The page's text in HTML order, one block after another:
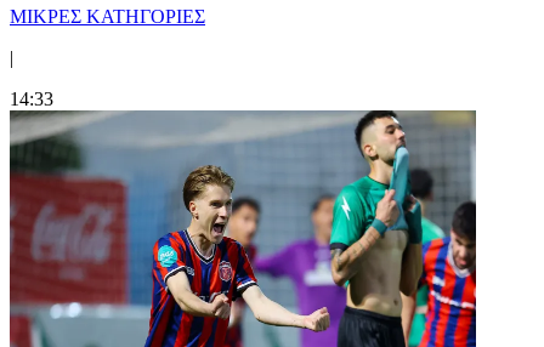
ΜΙΚΡΕΣ ΚΑΤΗΓΟΡΙΕΣ
|
14:33